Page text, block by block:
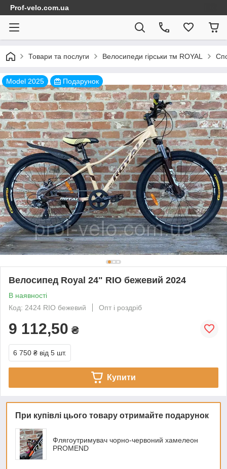
Prof-velo.com.ua
Товари та послуги Велосипеди гірськи тм ROYAL
Model 2025 Подарунок
Велосипед Royal 24" RIO бежевий 2024
В наявності
Код: 2424 RIO бежевий
Опт і роздріб
9 112,50 ₴
6 750 ₴ від 5 шт.
Купити
При купівлі цього товару отримайте подарунок
Флягоутримувач чорно-червоний хамелеон
PROMEND